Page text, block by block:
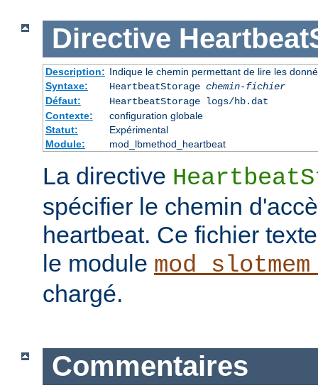
Directive
Description: Indique le chemin permettant de lire les
Syntaxe:
HeartbeatStorage chemin-fichier
Défaut:
HeartbeatStorage logs/hb.dat
Contexte:
configuration globale
Statut:
Expérimental
Module:
mod_lbmethod_heartbeat
La directive
spécifier le chemin
heartbeat. Ce fichier
le module
chargé.
Commentaires